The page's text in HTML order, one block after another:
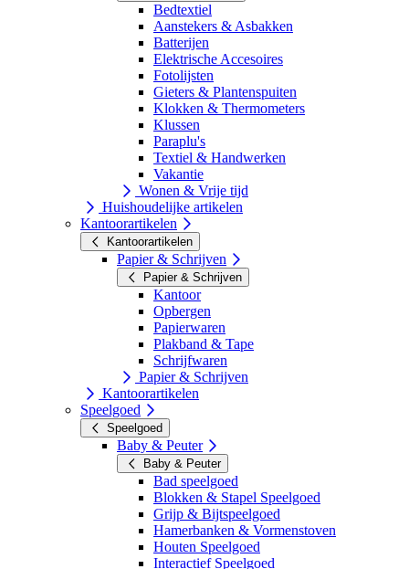
Bedtextiel
Aanstekers & Asbakken
Batterijen
Elektrische Accesoires
Fotolijsten
Gieters & Plantenspuiten
Klokken & Thermometers
Klussen
Paraplu's
Textiel & Handwerken
Vakantie
Wonen & Vrije tijd
Huishoudelijke artikelen
Kantoorartikelen
Kantoorartikelen
Papier & Schrijven
Papier & Schrijven
Kantoor
Opbergen
Papierwaren
Plakband & Tape
Schrijfwaren
Papier & Schrijven
Kantoorartikelen
Speelgoed
Speelgoed
Baby & Peuter
Baby & Peuter
Bad speelgoed
Blokken & Stapel Speelgoed
Grijp & Bijtspeelgoed
Hamerbanken & Vormenstoven
Houten Speelgoed
Interactief Speelgoed